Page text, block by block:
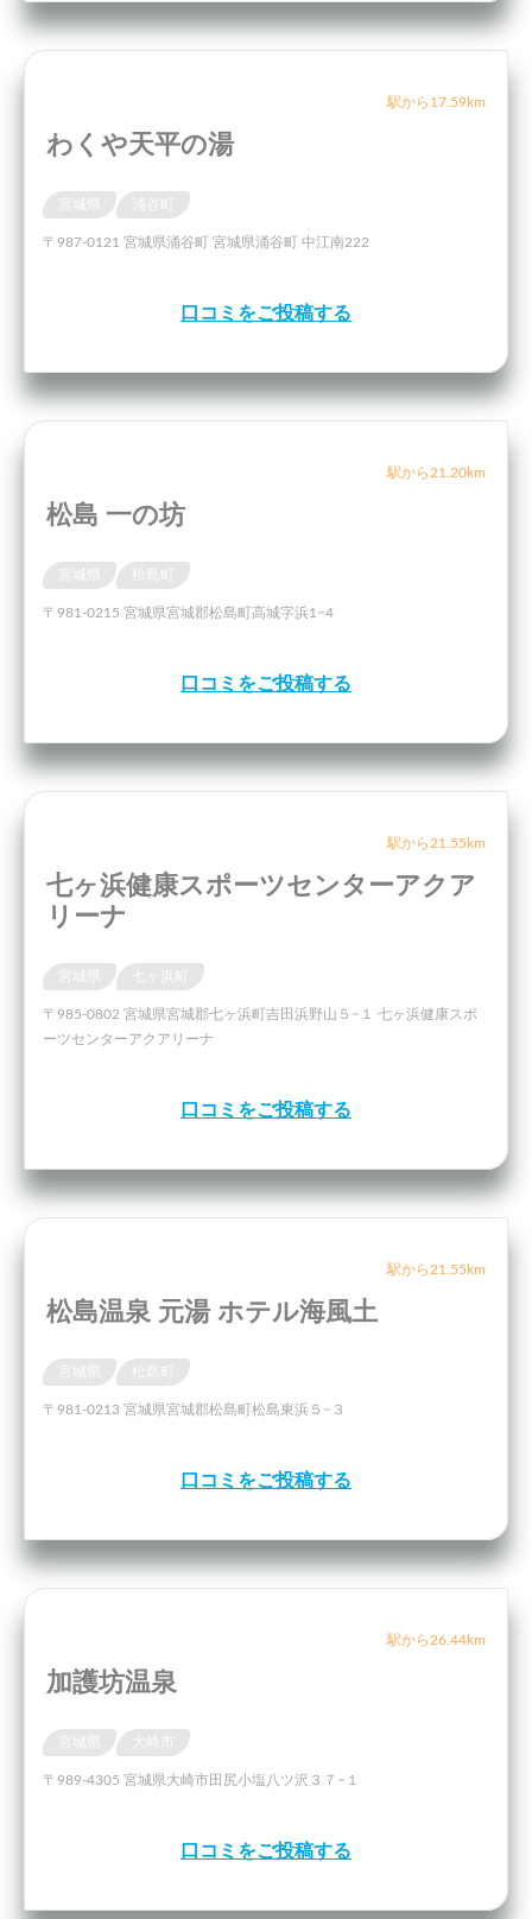
駅から17.59km
わくや天平の湯
涌谷町
〒987-0121 宮城県涌谷町 宮城県涌谷町 中江南222
口コミをご投稿する
駅から21.20km
松島 一の坊
〒981-0215 宮城県宮城郡松島町高城字浜1−4
口コミをご投稿する
駅から21.55km
七ヶ浜健康スポーツセンターアクア
リーナ
〒985-0802 宮城県宮城郡七ヶ浜町吉田浜野山５−１ 七ヶ浜健康スポ
ーツセンターアクアリーナ
口コミをご投稿する
駅から21.55km
松島温泉 元湯 ホテル海風土
〒981-0213 宮城県宮城郡松島町松島東浜５−３
口コミをご投稿する
駅から26.44km
加護坊温泉
〒989-4305 宮城県大崎市田尻小塩八ツ沢３７−１
口コミをご投稿する